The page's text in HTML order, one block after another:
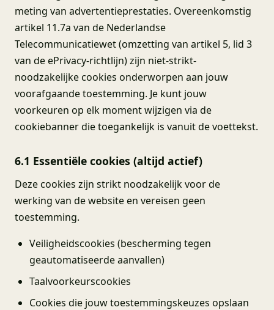
meting van advertentieprestaties. Overeenkomstig
artikel 11.7a van de Nederlandse
Telecommunicatiewet (omzetting van artikel 5, lid 3
van de ePrivacy-richtlijn) zijn niet-strikt-
noodzakelijke cookies onderworpen aan jouw
voorafgaande toestemming. Je kunt jouw
voorkeuren op elk moment wijzigen via de
cookiebanner die toegankelijk is vanuit de voettekst.
6.1 Essentiële cookies (altijd actief)
Deze cookies zijn strikt noodzakelijk voor de
werking van de website en vereisen geen
toestemming.
Veiligheidscookies (bescherming tegen
geautomatiseerde aanvallen)
Taalvoorkeurscookies
Cookies die jouw toestemmingskeuzes opslaan